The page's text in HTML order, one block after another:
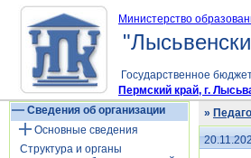
Министерство
Государственное
Пермский край, г.
Сведения об организации
Основные сведения
Структура и органы
»